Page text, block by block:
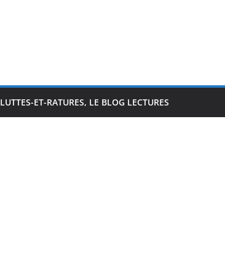
LUTTES-ET-RATURES, LE BLOG LECTURES